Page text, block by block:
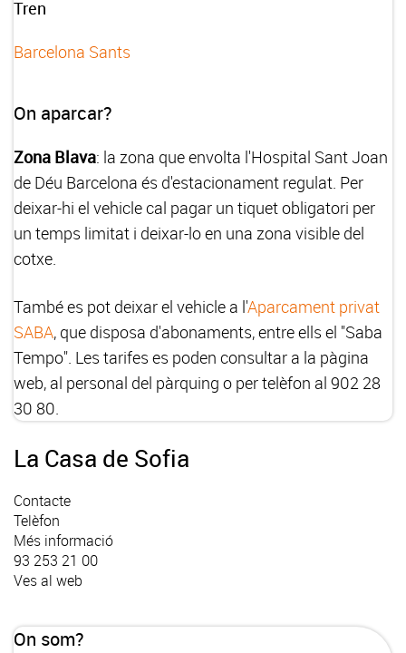
Tren
Barcelona Sants
On aparcar?
Zona Blava: la zona que envolta l'Hospital Sant Joan
de Déu Barcelona és d'estacionament regulat. Per
deixar-hi el vehicle cal pagar un tiquet obligatori per
un temps limitat i deixar-lo en una zona visible del
cotxe.
També es pot deixar el vehicle a l'Aparcament privat
SABA, que disposa d'abonaments, entre ells el "Saba
Tempo". Les tarifes es poden consultar a la pàgina
web, al personal del pàrquing o per telèfon al 902 28
30 80.
La Casa de Sofia
Contacte
Telèfon
Més informació
93 253 21 00
Ves al web
On som?